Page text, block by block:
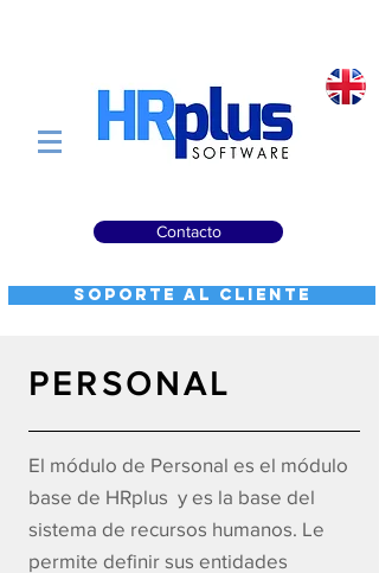
Contacto
Soporte al Cliente
PERSONAL
El módulo de Personal es el módulo
base de HRplus y es la base del
sistema de recursos humanos. Le
permite definir sus entidades